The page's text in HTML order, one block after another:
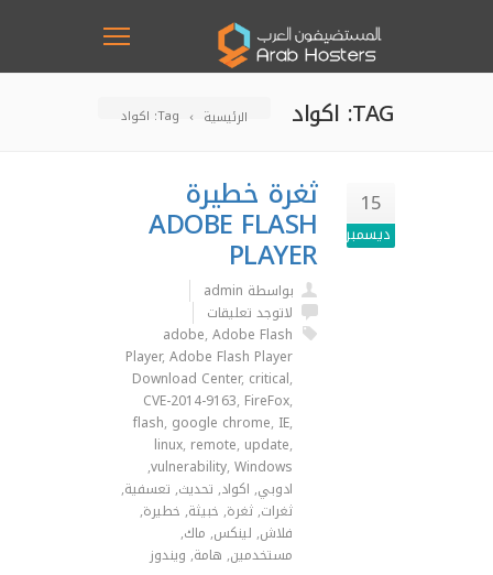
الرئيسية Tag: اكواد TAG: اكواد
15
ديسمبر
ثغرة خطيرة
ADOBE FLASH
PLAYER
بواسطة admin
لاتوجد تعليقات
adobe, Adobe Flash
Player, Adobe Flash Player
Download Center, critical,
CVE-2014-9163, FireFox,
flash, google chrome, IE,
linux, remote, update,
vulnerability, Windows
,
ادوبي, اكواد, تحديث, تعسفية,
ثغرات,ثغرة, خبيثة, خطيرة,
فلاش, لينكس, ماك,
مستخدمين, هامة, ويندوز